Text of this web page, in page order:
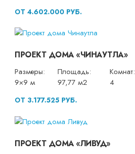
ОТ 4.602.000 РУБ.
ПРОЕКТ ДОМА «ЧИНАУТЛА»
Размеры:
9×9 м
Площадь:
97,77 м2
Комнат:
4
ОТ 3.177.525 РУБ.
ПРОЕКТ ДОМА «ЛИВУД»